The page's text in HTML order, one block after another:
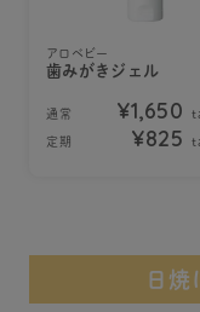
アロベビー
歯みがきジェル
通常 ¥1,650
定期 ¥825
日焼